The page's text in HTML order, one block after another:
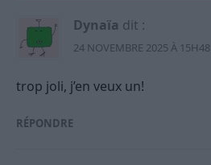
Dynaïa dit :
24 NOVEMBRE 2025 À 15H48
trop joli, j’en veux un!
RÉPONDRE